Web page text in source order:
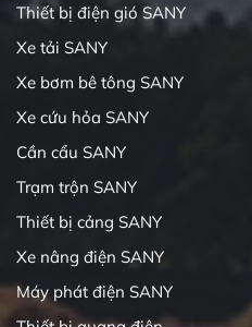
Thiết bị điện gió SANY
Xe tải SANY
Xe bơm bê tông SANY
Xe cứu hỏa SANY
Cần cẩu SANY
Trạm trộn SANY
Thiết bị cảng SANY
Xe nâng điện SANY
Máy phát điện SANY